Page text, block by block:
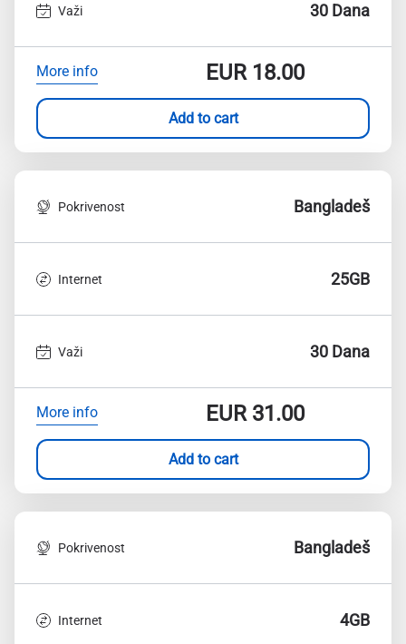
Važi 30 Dana
More info EUR18.00
Add to cart
Pokrivenost Bangladeš
Internet 25GB
Važi 30 Dana
More info EUR31.00
Add to cart
Pokrivenost Bangladeš
Internet 4GB